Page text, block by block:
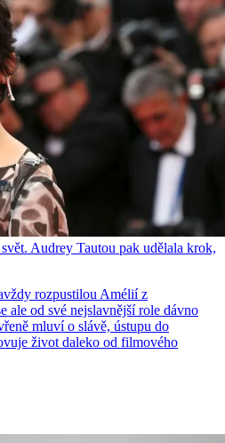
Audrey Tautou pak udělala krok,
rozpustilou Amélií z
ale od své nejslavnější role dávno
mluví o slávě, ústupu do
život daleko od filmového